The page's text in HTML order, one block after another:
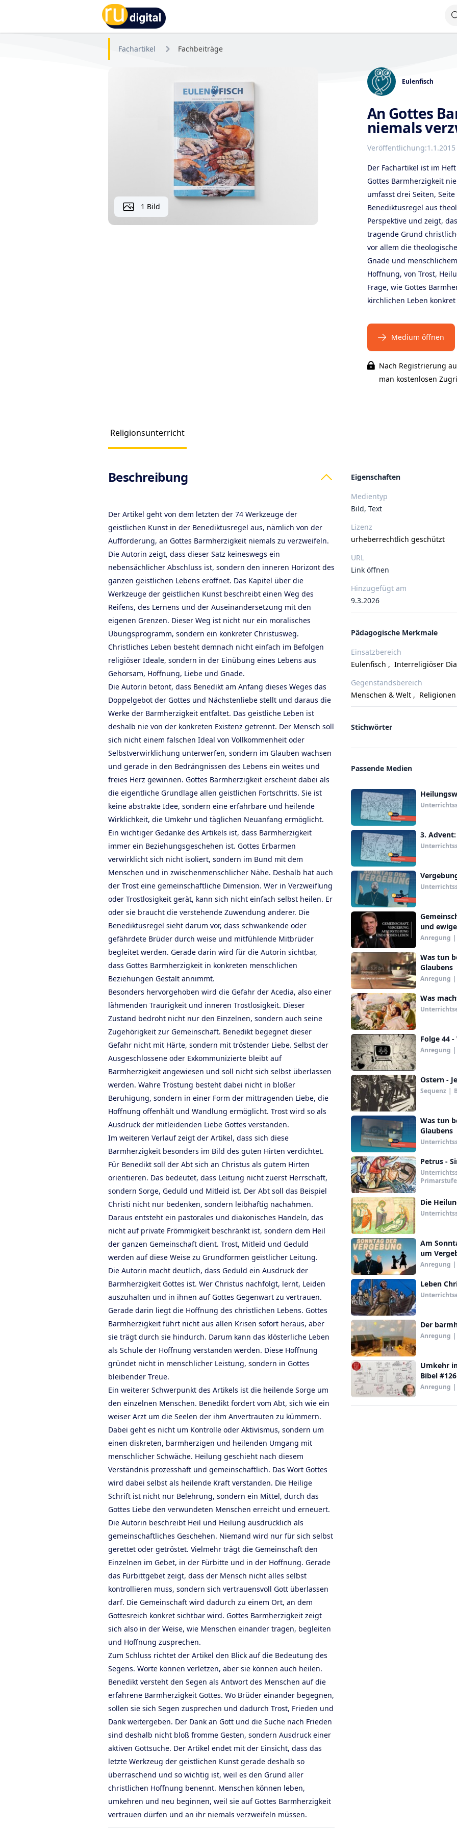
RU-digital
Fachartikel Fachbeiträge
1 Bild
Eulenfisch
An Gottes
niemals
Veröffentlichung:1.1.2015
Der Fachartikel ist im
Gottes Barmherzigkeit
umfasst drei Seiten,
Benediktusregel aus
Perspektive und zeigt,
tragende Grund
vor allem die
Gnade und
Hoffnung, von Trost,
Frage, wie Gottes
kirchlichen Leben
Medium öffnen
Nach Registrierung
man kostenlosen
Religionsunterricht
Products
Beschreibung
Der Artikel geht von dem letzten der 74 Werkzeuge der
geistlichen Kunst in der Benediktusregel aus, nämlich von der
Aufforderung, an Gottes Barmherzigkeit niemals zu verzweifeln.
Die Autorin zeigt, dass dieser Satz keineswegs ein
nebensächlicher Abschluss ist, sondern den inneren Horizont des
ganzen geistlichen Lebens eröffnet. Das Kapitel über die
Werkzeuge der geistlichen Kunst beschreibt einen Weg des
Reifens, des Lernens und der Auseinandersetzung mit den
eigenen Grenzen. Dieser Weg ist nicht nur ein moralisches
Übungsprogramm, sondern ein konkreter Christusweg.
Christliches Leben besteht demnach nicht einfach im Befolgen
religiöser Ideale, sondern in der Einübung eines Lebens aus
Gehorsam, Hoffnung, Liebe und Gnade.
Die Autorin betont, dass Benedikt am Anfang dieses Weges das
Doppelgebot der Gottes und Nächstenliebe stellt und daraus die
Werke der Barmherzigkeit entfaltet. Das geistliche Leben ist
deshalb nie von der konkreten Existenz getrennt. Der Mensch soll
sich nicht einem falschen Ideal von Vollkommenheit oder
Selbstverwirklichung unterwerfen, sondern im Glauben wachsen
und gerade in den Bedrängnissen des Lebens ein weites und
freies Herz gewinnen. Gottes Barmherzigkeit erscheint dabei als
die eigentliche Grundlage allen geistlichen Fortschritts. Sie ist
keine abstrakte Idee, sondern eine erfahrbare und heilende
Wirklichkeit, die Umkehr und täglichen Neuanfang ermöglicht.
Ein wichtiger Gedanke des Artikels ist, dass Barmherzigkeit
immer ein Beziehungsgeschehen ist. Gottes Erbarmen
verwirklicht sich nicht isoliert, sondern im Bund mit dem
Menschen und in zwischenmenschlicher Nähe. Deshalb hat auch
der Trost eine gemeinschaftliche Dimension. Wer in Verzweiflung
oder Trostlosigkeit gerät, kann sich nicht einfach selbst heilen. Er
oder sie braucht die verstehende Zuwendung anderer. Die
Benediktusregel sieht darum vor, dass schwankende oder
gefährdete Brüder durch weise und mitfühlende Mitbrüder
begleitet werden. Gerade darin wird für die Autorin sichtbar,
dass Gottes Barmherzigkeit in konkreten menschlichen
Beziehungen Gestalt annimmt.
Besonders hervorgehoben wird die Gefahr der Acedia, also einer
lähmenden Traurigkeit und inneren Trostlosigkeit. Dieser
Zustand bedroht nicht nur den Einzelnen, sondern auch seine
Zugehörigkeit zur Gemeinschaft. Benedikt begegnet dieser
Gefahr nicht mit Härte, sondern mit tröstender Liebe. Selbst der
Ausgeschlossene oder Exkommunizierte bleibt auf
Barmherzigkeit angewiesen und soll nicht sich selbst überlassen
werden. Wahre Tröstung besteht dabei nicht in bloßer
Beruhigung, sondern in einer Form der mittragenden Liebe, die
Hoffnung offenhält und Wandlung ermöglicht. Trost wird so als
Ausdruck der mitleidenden Liebe Gottes verstanden.
Im weiteren Verlauf zeigt der Artikel, dass sich diese
Barmherzigkeit besonders im Bild des guten Hirten verdichtet.
Für Benedikt soll der Abt sich an Christus als gutem Hirten
orientieren. Das bedeutet, dass Leitung nicht zuerst Herrschaft,
sondern Sorge, Geduld und Mitleid ist. Der Abt soll das Beispiel
Christi nicht nur bedenken, sondern leibhaftig nachahmen.
Daraus entsteht ein pastorales und diakonisches Handeln, das
nicht auf private Frömmigkeit beschränkt ist, sondern dem Heil
der ganzen Gemeinschaft dient. Trost, Mitleid und Geduld
werden auf diese Weise zu Grundformen geistlicher Leitung.
Die Autorin macht deutlich, dass Geduld ein Ausdruck der
Barmherzigkeit Gottes ist. Wer Christus nachfolgt, lernt, Leiden
auszuhalten und in ihnen auf Gottes Gegenwart zu vertrauen.
Gerade darin liegt die Hoffnung des christlichen Lebens. Gottes
Barmherzigkeit führt nicht aus allen Krisen sofort heraus, aber
sie trägt durch sie hindurch. Darum kann das klösterliche Leben
als Schule der Hoffnung verstanden werden. Diese Hoffnung
gründet nicht in menschlicher Leistung, sondern in Gottes
bleibender Treue.
Ein weiterer Schwerpunkt des Artikels ist die heilende Sorge um
den einzelnen Menschen. Benedikt fordert vom Abt, sich wie ein
weiser Arzt um die Seelen der ihm Anvertrauten zu kümmern.
Dabei geht es nicht um Kontrolle oder Aktivismus, sondern um
einen diskreten, barmherzigen und heilenden Umgang mit
menschlicher Schwäche. Heilung geschieht nach diesem
Verständnis prozesshaft und gemeinschaftlich. Das Wort Gottes
wird dabei selbst als heilende Kraft verstanden. Die Heilige
Schrift ist nicht nur Belehrung, sondern ein Mittel, durch das
Gottes Liebe den verwundeten Menschen erreicht und erneuert.
Die Autorin beschreibt Heil und Heilung ausdrücklich als
gemeinschaftliches Geschehen. Niemand wird nur für sich selbst
gerettet oder getröstet. Vielmehr trägt die Gemeinschaft den
Einzelnen im Gebet, in der Fürbitte und in der Hoffnung. Gerade
das Fürbittgebet zeigt, dass der Mensch nicht alles selbst
kontrollieren muss, sondern sich vertrauensvoll Gott überlassen
darf. Die Gemeinschaft wird dadurch zu einem Ort, an dem
Gottesreich konkret sichtbar wird. Gottes Barmherzigkeit zeigt
sich also in der Weise, wie Menschen einander tragen, begleiten
und Hoffnung zusprechen.
Zum Schluss richtet der Artikel den Blick auf die Bedeutung des
Segens. Worte können verletzen, aber sie können auch heilen.
Benedikt versteht den Segen als Antwort des Menschen auf die
erfahrene Barmherzigkeit Gottes. Wo Brüder einander begegnen,
sollen sie sich Segen zusprechen und dadurch Trost, Frieden und
Dank weitergeben. Der Dank an Gott und die Suche nach Frieden
sind deshalb nicht bloß fromme Gesten, sondern Ausdruck einer
aktiven Gottsuche. Der Artikel endet mit der Einsicht, dass das
letzte Werkzeug der geistlichen Kunst gerade deshalb so
überraschend und so wichtig ist, weil es den Grund aller
christlichen Hoffnung benennt. Menschen können leben,
umkehren und neu beginnen, weil sie auf Gottes Barmherzigkeit
vertrauen dürfen und an ihr niemals verzweifeln müssen.
Eigenschaften
Medientyp
Bild, Text
Lizenz
urheberrechtlich geschützt
URL
Link öffnen
Hinzugefügt am
9.3.2026
Pädagogische Merkmale
Einsatzbereich
Eulenfisch , Interreligiöser
Gegenstandsbereich
Menschen & Welt , Religionen
Stichwörter
Passende Medien
3.
und
Anregung |
Was tun
Glaubens
Anregung |
Was
Folge 44
Anregung |
Ostern -
Sequenz |
Was tun
Glaubens
Petrus -
Die
Am
um
Anregung |
Leben
Der
Anregung |
Umkehr
Bibel #126
Anregung |